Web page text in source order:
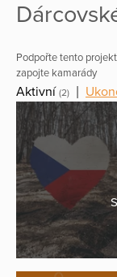
Podpořte tento
zapojte kamarády
Aktivní (2)